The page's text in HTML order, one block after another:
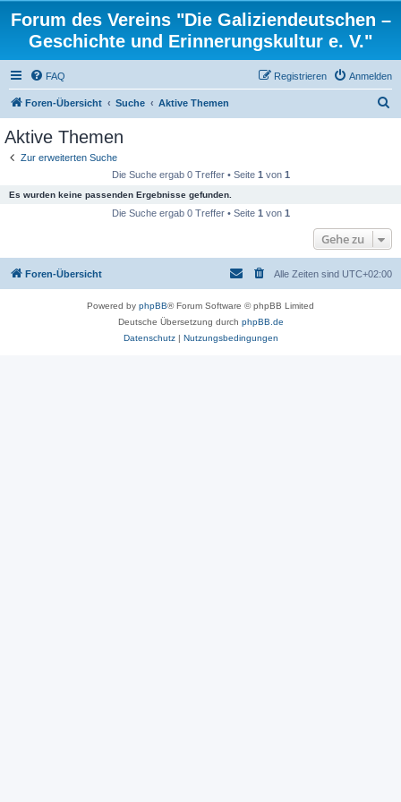
Forum des Vereins "Die Galiziendeutschen –
Geschichte und Erinnerungskultur e. V."
FAQ Anmelden
Registrieren
Foren-Übersicht Suche Aktive Themen
Aktive Themen
Zur erweiterten Suche
Die Suche ergab 0 Treffer • Seite 1 von 1
Es wurden keine passenden Ergebnisse gefunden.
Die Suche ergab 0 Treffer • Seite 1 von 1
Gehe zu
Foren-Übersicht Alle Zeiten sind UTC+02:00
Powered by phpBB® Forum Software © phpBB Limited
Deutsche Übersetzung durch phpBB.de
Datenschutz| Nutzungsbedingungen